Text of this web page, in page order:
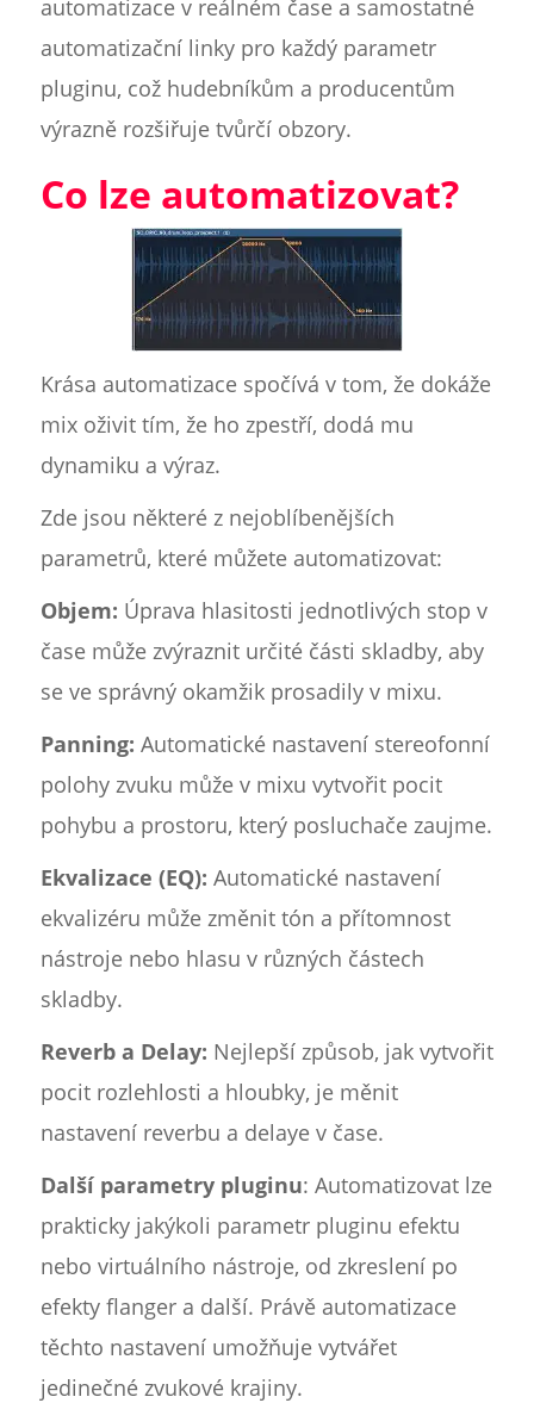
automatizace v reálném čase a samostatné
automatizační linky pro každý parametr
pluginu, což hudebníkům a producentům
výrazně rozšiřuje tvůrčí obzory.
Co lze automatizovat?
Krása automatizace spočívá v tom, že dokáže
mix oživit tím, že ho zpestří, dodá mu
dynamiku a výraz.
Zde jsou některé z nejoblíbenějších
parametrů, které můžete automatizovat:
Objem: Úprava hlasitosti jednotlivých stop v
čase může zvýraznit určité části skladby, aby
se ve správný okamžik prosadily v mixu.
Panning: Automatické nastavení stereofonní
polohy zvuku může v mixu vytvořit pocit
pohybu a prostoru, který posluchače zaujme.
Ekvalizace (EQ): Automatické nastavení
ekvalizéru může změnit tón a přítomnost
nástroje nebo hlasu v různých částech
skladby.
Reverb a Delay: Nejlepší způsob, jak vytvořit
pocit rozlehlosti a hloubky, je měnit
nastavení reverbu a delaye v čase.
Další parametry pluginu: Automatizovat lze
prakticky jakýkoli parametr pluginu efektu
nebo virtuálního nástroje, od zkreslení po
efekty flanger a další. Právě automatizace
těchto nastavení umožňuje vytvářet
jedinečné zvukové krajiny.